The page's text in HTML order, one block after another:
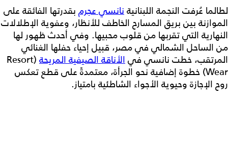
لطالما عُرفت النجمة اللبنانيةنانسي عجرم بقدرتها الفائقة على
الموازنة بين بريق المسارح الخاطف للأنظار، وعفوية الإطلالات
النهارية التي تقربها من قلوب محبيها. وفي أحدث ظهور لها
من الساحل الشمالي في مصر، قبيل إحياء حفلها الغنائي
المرتقب، خطت نانسي فيالأناقة الصيفية المريحة (Resort
Wear) خطوة إضافية نحو الجرأة، معتمدةً على قطع تعكس
روح الإجازة وحيوية الأجواء الشاطئية بامتياز.